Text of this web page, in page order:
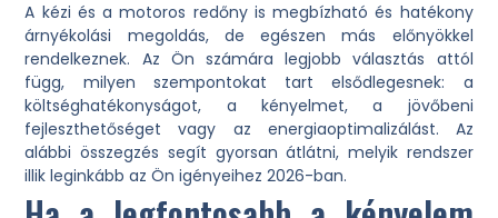
A kézi és a motoros redőny is megbízható és hatékony
árnyékolási megoldás, de egészen más előnyökkel
rendelkeznek. Az Ön számára legjobb választás attól
függ, milyen szempontokat tart elsődlegesnek: a
költséghatékonyságot, a kényelmet, a jövőbeni
fejleszthetőséget vagy az energiaoptimalizálást. Az
alábbi összegzés segít gyorsan átlátni, melyik rendszer
illik leginkább az Ön igényeihez 2026-ban.